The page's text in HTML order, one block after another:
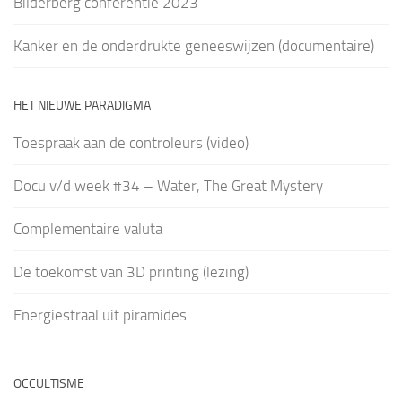
Kanker en de onderdrukte geneeswijzen (documentaire)
HET NIEUWE PARADIGMA
Toespraak aan de controleurs (video)
Docu v/d week #34 – Water, The Great Mystery
Complementaire valuta
De toekomst van 3D printing (lezing)
Energiestraal uit piramides
OCCULTISME